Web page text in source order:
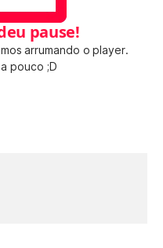
pause!
arrumando o player.
pouco ;D